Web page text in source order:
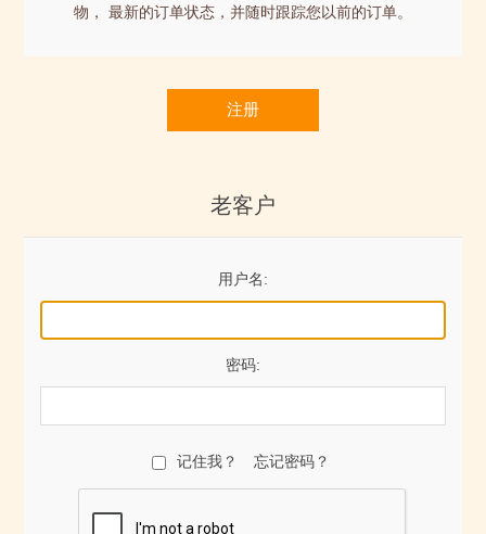
物， 最新的订单状态，并随时跟踪您以前的订单。
注册
老客户
用户名:
密码:
记住我？ 忘记密码？